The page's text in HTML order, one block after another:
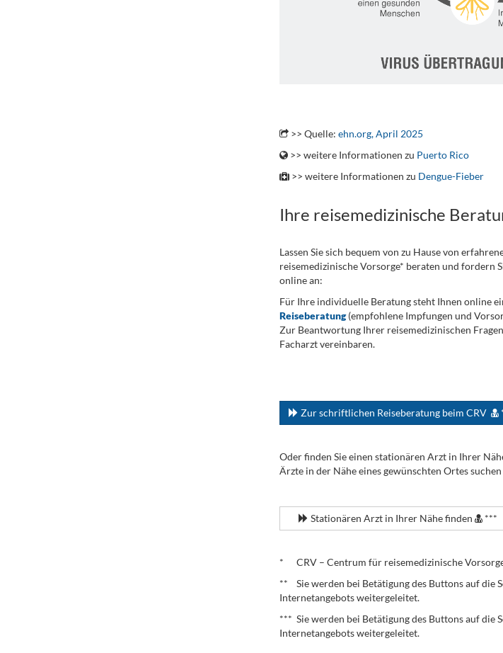
>> Quelle: ehn.org, April 2025
>> weitere Informationen zu Puerto Rico
>> weitere Informationen zu Dengue-Fieber
Ihre reisemedizinische
Lassen Sie sich bequem von zu Hause von
reisemedizinische Vorsorge* beraten und fordern
online an:
Für Ihre individuelle Beratung steht Ihnen online
Reiseberatung(empfohlene Impfungen und
Zur Beantwortung Ihrer reisemedizinischen
Facharzt vereinbaren.
Zur schriftlichen Reiseberatung beim CRV
Oder finden Sie einen stationären Arzt in Ihrer
Ärzte in der Nähe eines gewünschten Ortes
Stationären Arzt in Ihrer Nähe finden ***
* CRV – Centrum für reisemedizinische
** Sie werden bei Betätigung des Buttons auf die
Internetangebots weitergeleitet.
*** Sie werden bei Betätigung des Buttons auf die
Internetangebots weitergeleitet.